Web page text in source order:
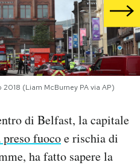
(Liam McBurney PA via AP)
di Belfast, la capitale
preso fuocoe rischia di
ha fatto sapere la